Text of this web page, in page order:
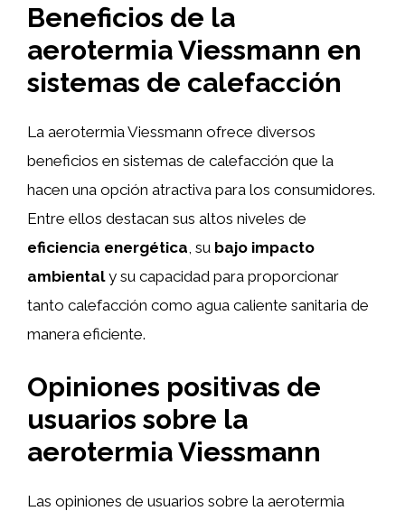
Beneficios de la
aerotermia Viessmann en
sistemas de calefacción
La aerotermia Viessmann ofrece diversos
beneficios en sistemas de calefacción que la
hacen una opción atractiva para los consumidores.
Entre ellos destacan sus altos niveles de
eficiencia energética , su bajo impacto
ambientaly su capacidad para proporcionar
tanto calefacción como agua caliente sanitaria de
manera eficiente.
Opiniones positivas de
usuarios sobre la
aerotermia Viessmann
Las opiniones de usuarios sobre la aerotermia